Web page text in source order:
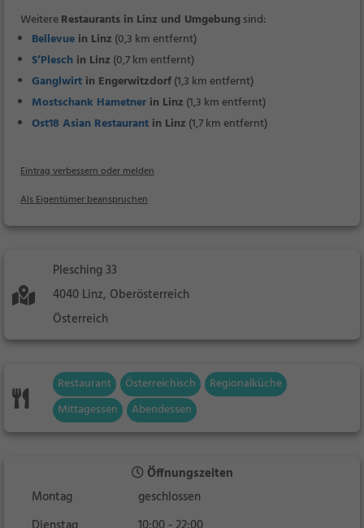
WeitereRestaurants in Linz und Umgebungsind:
Bellevue in Linz (0,3 km entfernt)
S’Plesch in Linz (0,7 km entfernt)
Ganglwirt in Engerwitzdorf(1,3 km entfernt)
Mostschank Hametner in Linz (1,3 km entfernt)
Ost18 Asian Restaurant in Linz (1,7 km entfernt)
Eintrag verbessern oder melden
Als Eigentümer beanspruchen
Plesching 33
4040 Linz, Oberösterreich
Österreich
Restaurant Österreichisch
Regionalküche
Mittagessen
Abendessen
Öffnungszeiten
Montag
geschlossen